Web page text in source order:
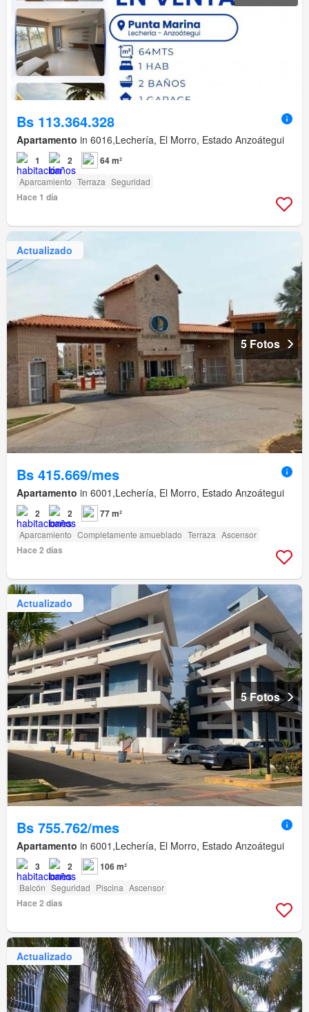
Bs 113.364.328
Apartamento in 6016,Lechería, El Morro, Estado Anzoátegui
1 2 64 m²
Aparcamiento Terraza Seguridad
Hace 1 día
Actualizado
5 Fotos
Bs 415.669/mes
Apartamento in 6001,Lechería, El Morro, Estado Anzoátegui
2 2 77 m²
Aparcamiento Completamente amueblado Terraza Ascensor
Hace 2 días
Actualizado
5 Fotos
Bs 755.762/mes
Apartamento in 6001,Lechería, El Morro, Estado Anzoátegui
3 2 106 m²
Balcón Seguridad Piscina Ascensor
Hace 2 días
Actualizado